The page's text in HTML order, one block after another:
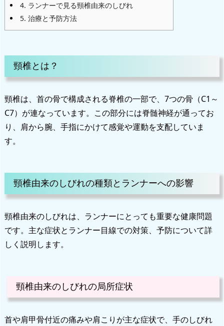
4. ランナーで見る頸椎由来のしびれ
5. 治療と予防方法
頸椎とは？
頸椎は、首の骨で構成される脊椎の一部で、7つの骨（C1～
C7）が連なっています。この部分には脊髄神経が通ってお
り、肩から腕、手指にかけて感覚や運動を支配していま
す。
頸椎由来のしびれの種類とランナーへの影響
頸椎由来のしびれは、ランナーにとっても重要な健康問題
です。主な症状とランナー目線での対策、予防について詳
しく説明します。
頸椎由来のしびれの局所症状
首や肩甲骨付近の痛みや肩こりが主な症状で、手のしびれ